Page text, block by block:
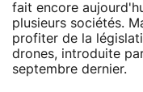
fait encore
plusieurs sociétés.
profiter de la
drones, introduite
septembre dernier.